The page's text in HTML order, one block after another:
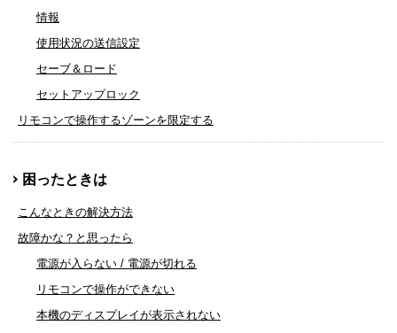
情報
使用状況の送信設定
セーブ＆ロード
セットアップロック
リモコンで操作するゾーンを限定する
困ったときは
こんなときの解決方法
故障かな？と思ったら
電源が入らない / 電源が切れる
リモコンで操作ができない
本機のディスプレイが表示されない